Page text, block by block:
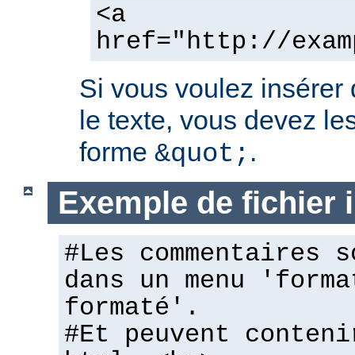
<a
href="http://
Si vous voulez insérer
le texte, vous devez
forme &quot; .
Exemple de fichier
#Les commentaires
dans un menu
formaté'.
#Et peuvent